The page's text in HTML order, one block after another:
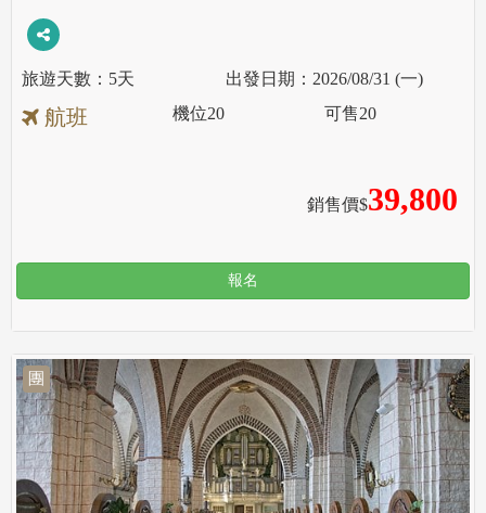
5天 2026/08/31 (一)
航班
銷售價$39,800
機位20 可售20
報名
團